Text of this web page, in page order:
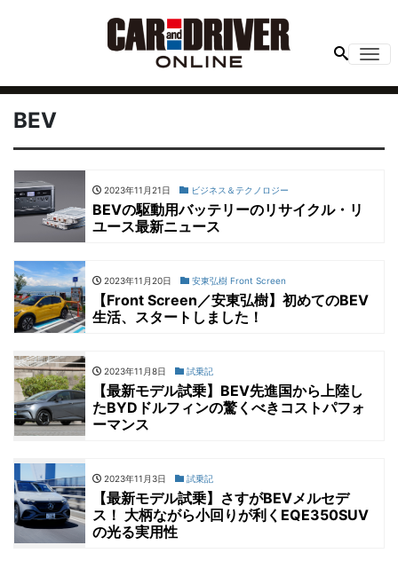
BEV
2023年11月21日 ビジネス＆テクノロジー
BEVの駆動用バッテリーのリサイクル・リ
ユース最新ニュース
2023年11月20日 安東弘樹 Front Screen
【Front Screen／安東弘樹】初めてのBEV
生活、スタートしました！
2023年11月8日 試乗記
【最新モデル試乗】BEV先進国から上陸し
たBYDドルフィンの驚くべきコストパフォ
ーマンス
2023年11月3日 試乗記
【最新モデル試乗】さすがBEVメルセデ
ス！ 大柄ながら小回りが利くEQE350SUV
の光る実用性